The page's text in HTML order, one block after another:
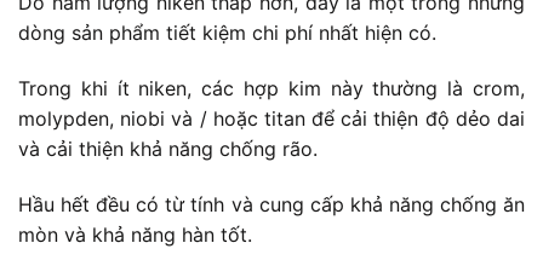
dòng sản phẩm tiết kiệm chi phí nhất hiện có.
Trong khi ít niken, các hợp kim này thường là crom,
molypden, niobi và / hoặc titan để cải thiện độ dẻo dai
và cải thiện khả năng chống rão.
Hầu hết đều có từ tính và cung cấp khả năng chống ăn
mòn và khả năng hàn tốt.